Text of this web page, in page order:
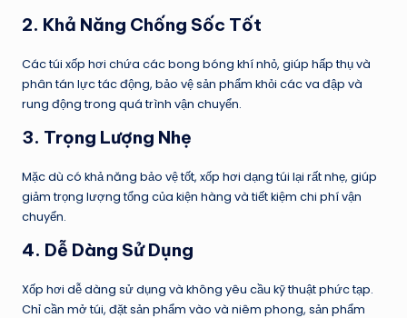
2. Khả Năng Chống Sốc Tốt
Các túi xốp hơi chứa các bong bóng khí nhỏ, giúp hấp thụ và
phân tán lực tác động, bảo vệ sản phẩm khỏi các va đập và
rung động trong quá trình vận chuyển.
3. Trọng Lượng Nhẹ
Mặc dù có khả năng bảo vệ tốt, xốp hơi dạng túi lại rất nhẹ, giúp
giảm trọng lượng tổng của kiện hàng và tiết kiệm chi phí vận
chuyển.
4. Dễ Dàng Sử Dụng
Xốp hơi dễ dàng sử dụng và không yêu cầu kỹ thuật phức tạp.
Chỉ cần mở túi, đặt sản phẩm vào và niêm phong, sản phẩm